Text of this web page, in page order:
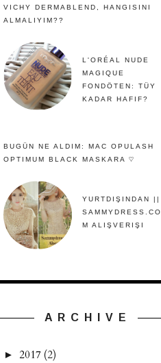
VICHY DERMABLEND, HANGISINI
ALMALIYIM??
L'ORÉAL NUDE
MAGIQUE
FONDÖTEN: TÜY
KADAR HAFIF?
BUGÜN NE ALDIM: MAC OPULASH
OPTIMUM BLACK MASKARA ♡
YURTDIŞINDAN ||
SAMMYDRESS.CO
M ALIŞVERIŞI
A R C H I V E
► 2017 (2)